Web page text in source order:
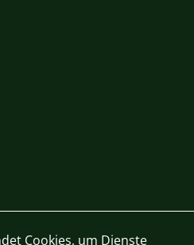
Cookies, um Dienste